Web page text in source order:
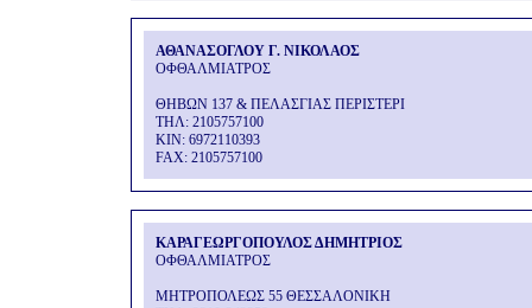
ΑΘΑΝΑΣΟΓΛΟΥ Γ. ΝΙΚΟΛΑΟΣ
ΟΦΘΑΛΜΙΑΤΡΟΣ
ΘΗΒΩΝ 137 & ΠΕΛΑΣΓΙΑΣ ΠΕΡΙΣΤΕΡΙ
THΛ: 2105757100
KIN: 6972110393
FAX: 2105757100
ΚΑΡΑΓΕΩΡΓΟΠΟΥΛΟΣ ΔΗΜΗΤΡΙΟΣ
ΟΦΘΑΛΜΙΑΤΡΟΣ
ΜΗΤΡΟΠΟΛΕΩΣ 55 ΘΕΣΣΑΛΟΝΙΚΗ